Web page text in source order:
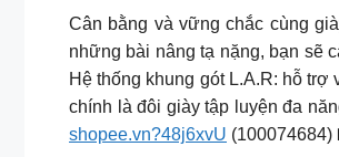
Cân bằng và vững chắc cùng
những bài nâng tạ nặng, bạn sẽ
Hệ thống khung gót L.A.R: hỗ
chính là đôi giày tập luyện đa
shopee.vn?48j6xvU (100074684)